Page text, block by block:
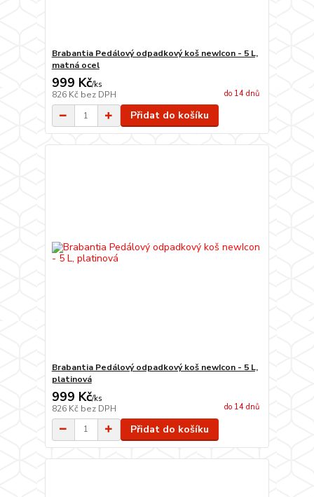
Brabantia Pedálový odpadkový koš newIcon - 5 L,
matná ocel
999 Kč/ks
826 Kč bez DPH do 14 dnů
Přidat do košíku
Brabantia Pedálový odpadkový koš newIcon - 5 L,
platinová
999 Kč/ks
826 Kč bez DPH do 14 dnů
Přidat do košíku